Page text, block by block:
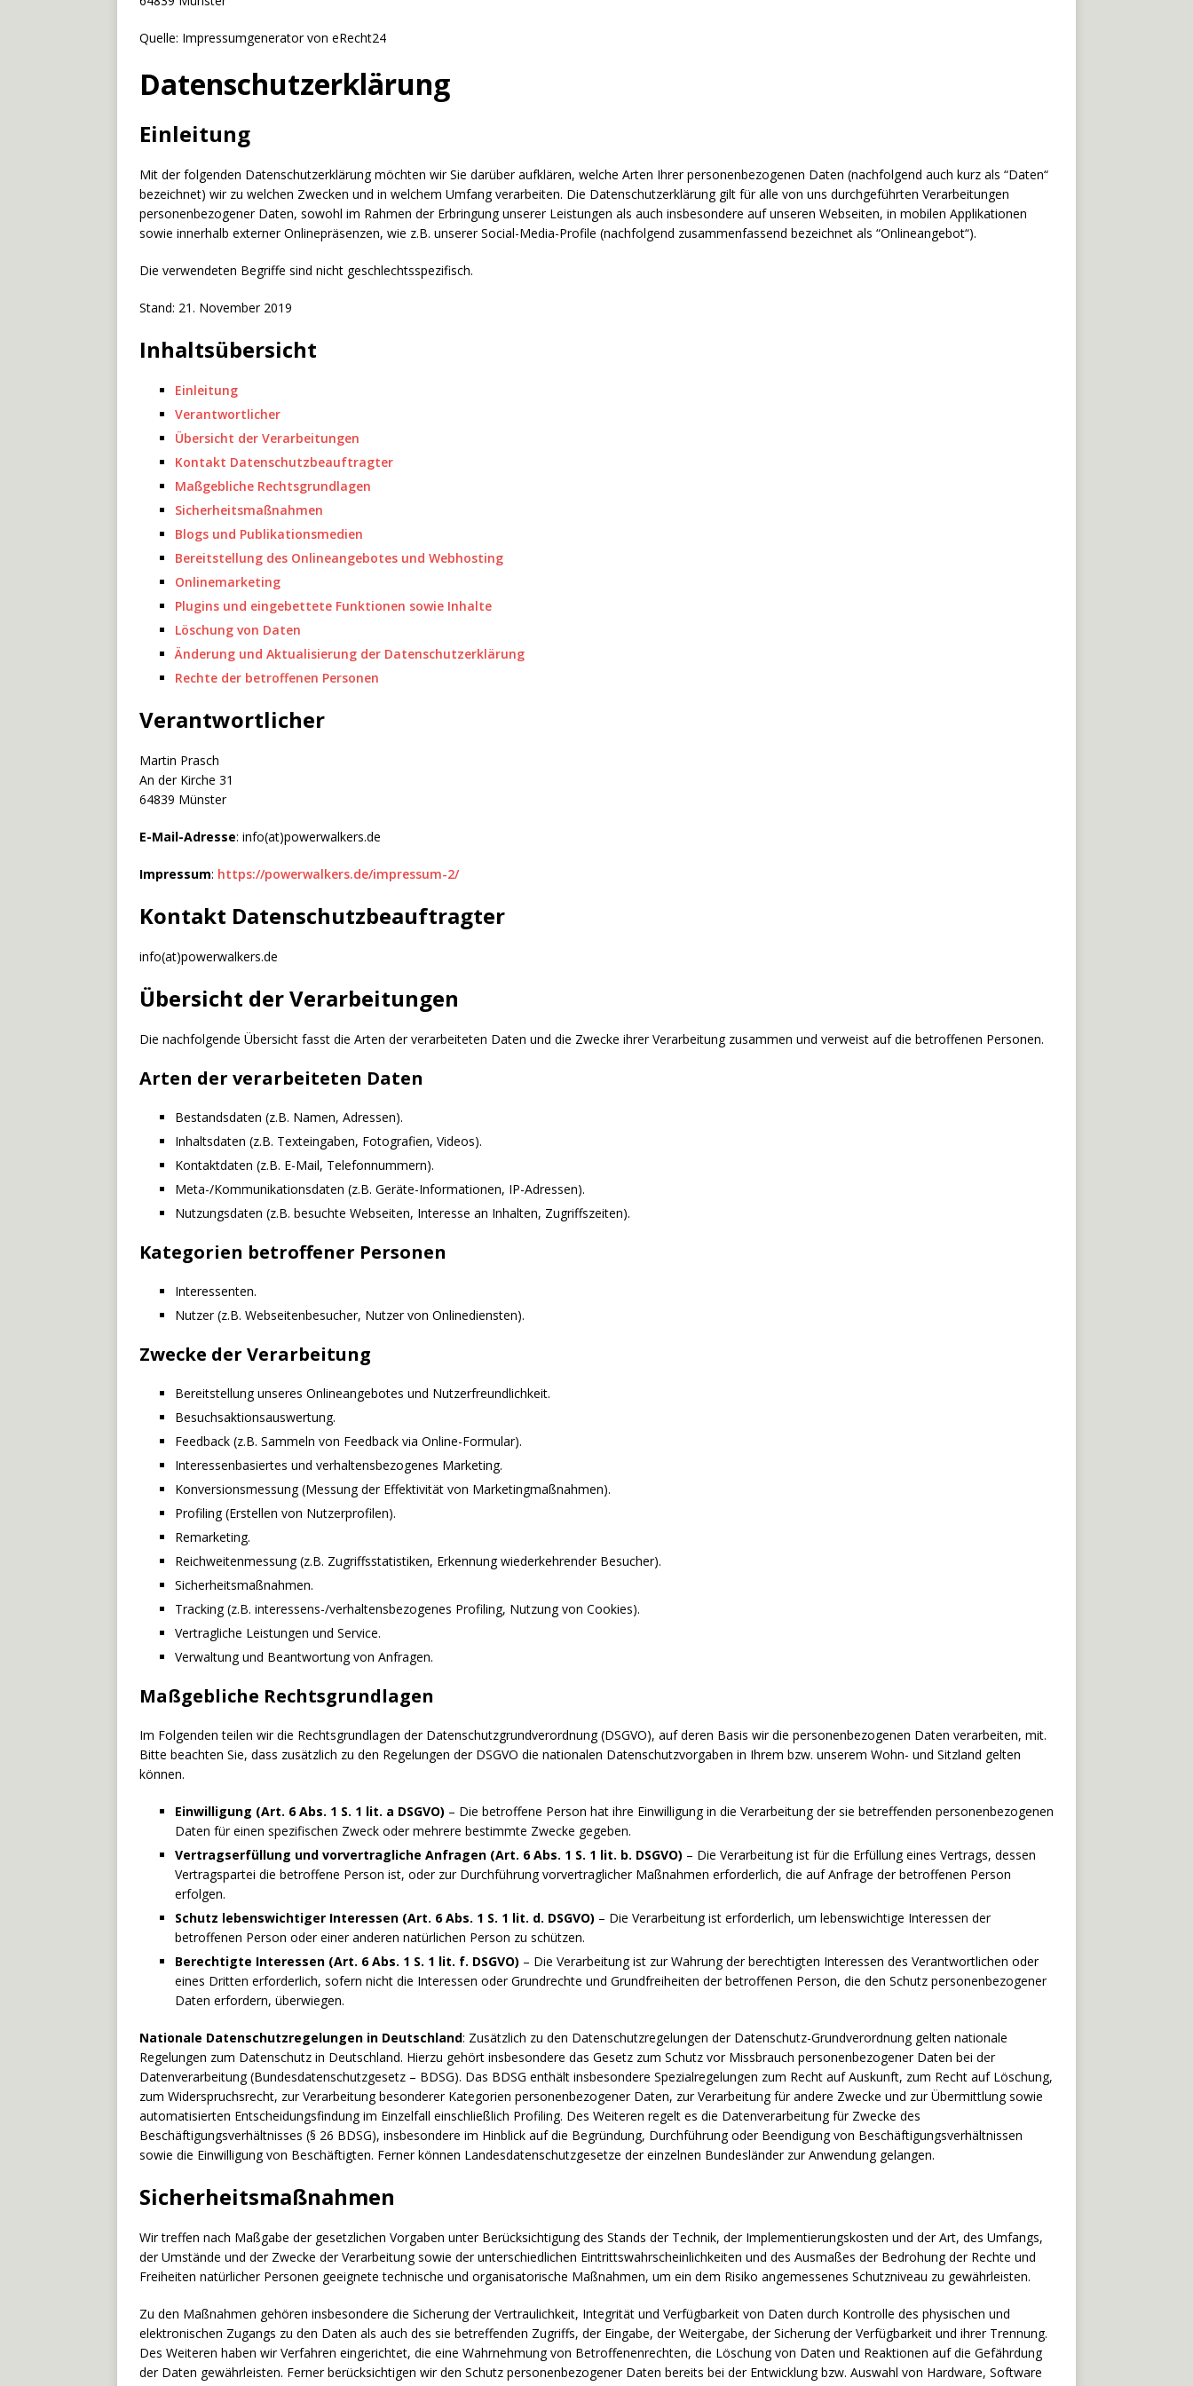
Quelle: Impressumgenerator von eRecht24
Datenschutzerklärung
Einleitung
Mit der folgenden Datenschutzerklärung möchten wir Sie darüber aufklären, welche Arten Ihrer personenbezogenen Daten (nachfolgend auch kurz als “Daten“
bezeichnet) wir zu welchen Zwecken und in welchem Umfang verarbeiten. Die Datenschutzerklärung gilt für alle von uns durchgeführten Verarbeitungen
personenbezogener Daten, sowohl im Rahmen der Erbringung unserer Leistungen als auch insbesondere auf unseren Webseiten, in mobilen Applikationen
sowie innerhalb externer Onlinepräsenzen, wie z.B. unserer Social-Media-Profile (nachfolgend zusammenfassend bezeichnet als “Onlineangebot“).
Die verwendeten Begriffe sind nicht geschlechtsspezifisch.
Stand: 21. November 2019
Inhaltsübersicht
Einleitung
Verantwortlicher
Übersicht der Verarbeitungen
Kontakt Datenschutzbeauftragter
Maßgebliche Rechtsgrundlagen
Sicherheitsmaßnahmen
Blogs und Publikationsmedien
Bereitstellung des Onlineangebotes und Webhosting
Onlinemarketing
Plugins und eingebettete Funktionen sowie Inhalte
Löschung von Daten
Änderung und Aktualisierung der Datenschutzerklärung
Rechte der betroffenen Personen
Verantwortlicher
Martin Prasch
An der Kirche 31
64839 Münster
E-Mail-Adresse: info(at)powerwalkers.de
Impressum: https://powerwalkers.de/impressum-2/
Kontakt Datenschutzbeauftragter
info(at)powerwalkers.de
Übersicht der Verarbeitungen
Die nachfolgende Übersicht fasst die Arten der verarbeiteten Daten und die Zwecke ihrer Verarbeitung zusammen und verweist auf die betroffenen Personen.
Arten der verarbeiteten Daten
Bestandsdaten (z.B. Namen, Adressen).
Inhaltsdaten (z.B. Texteingaben, Fotografien, Videos).
Kontaktdaten (z.B. E-Mail, Telefonnummern).
Meta-/Kommunikationsdaten (z.B. Geräte-Informationen, IP-Adressen).
Nutzungsdaten (z.B. besuchte Webseiten, Interesse an Inhalten, Zugriffszeiten).
Kategorien betroffener Personen
Interessenten.
Nutzer (z.B. Webseitenbesucher, Nutzer von Onlinediensten).
Zwecke der Verarbeitung
Bereitstellung unseres Onlineangebotes und Nutzerfreundlichkeit.
Besuchsaktionsauswertung.
Feedback (z.B. Sammeln von Feedback via Online-Formular).
Interessenbasiertes und verhaltensbezogenes Marketing.
Konversionsmessung (Messung der Effektivität von Marketingmaßnahmen).
Profiling (Erstellen von Nutzerprofilen).
Remarketing.
Reichweitenmessung (z.B. Zugriffsstatistiken, Erkennung wiederkehrender Besucher).
Sicherheitsmaßnahmen.
Tracking (z.B. interessens-/verhaltensbezogenes Profiling, Nutzung von Cookies).
Vertragliche Leistungen und Service.
Verwaltung und Beantwortung von Anfragen.
Maßgebliche Rechtsgrundlagen
Im Folgenden teilen wir die Rechtsgrundlagen der Datenschutzgrundverordnung (DSGVO), auf deren Basis wir die personenbezogenen Daten verarbeiten, mit.
Bitte beachten Sie, dass zusätzlich zu den Regelungen der DSGVO die nationalen Datenschutzvorgaben in Ihrem bzw. unserem Wohn- und Sitzland gelten
können.
Einwilligung (Art. 6 Abs. 1 S. 1 lit. a DSGVO) – Die betroffene Person hat ihre Einwilligung in die Verarbeitung der sie betreffenden personenbezogenen
Daten für einen spezifischen Zweck oder mehrere bestimmte Zwecke gegeben.
Vertragserfüllung und vorvertragliche Anfragen (Art. 6 Abs. 1 S. 1 lit. b. DSGVO) – Die Verarbeitung ist für die Erfüllung eines Vertrags, dessen
Vertragspartei die betroffene Person ist, oder zur Durchführung vorvertraglicher Maßnahmen erforderlich, die auf Anfrage der betroffenen Person
erfolgen.
Schutz lebenswichtiger Interessen (Art. 6 Abs. 1 S. 1 lit. d. DSGVO) – Die Verarbeitung ist erforderlich, um lebenswichtige Interessen der
betroffenen Person oder einer anderen natürlichen Person zu schützen.
Berechtigte Interessen (Art. 6 Abs. 1 S. 1 lit. f. DSGVO) – Die Verarbeitung ist zur Wahrung der berechtigten Interessen des Verantwortlichen oder
eines Dritten erforderlich, sofern nicht die Interessen oder Grundrechte und Grundfreiheiten der betroffenen Person, die den Schutz personenbezogener
Daten erfordern, überwiegen.
Nationale Datenschutzregelungen in Deutschland: Zusätzlich zu den Datenschutzregelungen der Datenschutz-Grundverordnung gelten nationale
Regelungen zum Datenschutz in Deutschland. Hierzu gehört insbesondere das Gesetz zum Schutz vor Missbrauch personenbezogener Daten bei der
Datenverarbeitung (Bundesdatenschutzgesetz – BDSG). Das BDSG enthält insbesondere Spezialregelungen zum Recht auf Auskunft, zum Recht auf Löschung,
zum Widerspruchsrecht, zur Verarbeitung besonderer Kategorien personenbezogener Daten, zur Verarbeitung für andere Zwecke und zur Übermittlung sowie
automatisierten Entscheidungsfindung im Einzelfall einschließlich Profiling. Des Weiteren regelt es die Datenverarbeitung für Zwecke des
Beschäftigungsverhältnisses (§ 26 BDSG), insbesondere im Hinblick auf die Begründung, Durchführung oder Beendigung von Beschäftigungsverhältnissen
sowie die Einwilligung von Beschäftigten. Ferner können Landesdatenschutzgesetze der einzelnen Bundesländer zur Anwendung gelangen.
Sicherheitsmaßnahmen
Wir treffen nach Maßgabe der gesetzlichen Vorgaben unter Berücksichtigung des Stands der Technik, der Implementierungskosten und der Art, des Umfangs,
der Umstände und der Zwecke der Verarbeitung sowie der unterschiedlichen Eintrittswahrscheinlichkeiten und des Ausmaßes der Bedrohung der Rechte und
Freiheiten natürlicher Personen geeignete technische und organisatorische Maßnahmen, um ein dem Risiko angemessenes Schutzniveau zu gewährleisten.
Zu den Maßnahmen gehören insbesondere die Sicherung der Vertraulichkeit, Integrität und Verfügbarkeit von Daten durch Kontrolle des physischen und
elektronischen Zugangs zu den Daten als auch des sie betreffenden Zugriffs, der Eingabe, der Weitergabe, der Sicherung der Verfügbarkeit und ihrer Trennung.
Des Weiteren haben wir Verfahren eingerichtet, die eine Wahrnehmung von Betroffenenrechten, die Löschung von Daten und Reaktionen auf die Gefährdung
der Daten gewährleisten. Ferner berücksichtigen wir den Schutz personenbezogener Daten bereits bei der Entwicklung bzw. Auswahl von Hardware, Software